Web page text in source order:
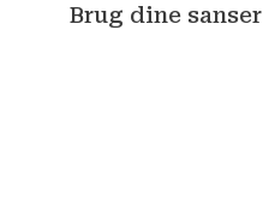
Brug dine sanser